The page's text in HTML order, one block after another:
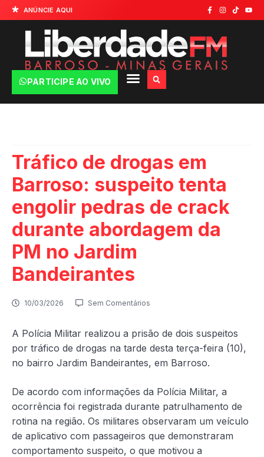
ANÚNCIE AQUI
PARTICIPE AO VIVO
Tráfico de drogas em
Barroso: suspeito tenta
engolir pedras de crack
durante abordagem da
PM no Jardim
Bandeirantes
10/03/2026 Sem Comentários
A Polícia Militar realizou a prisão de dois suspeitos
por tráfico de drogas na tarde desta terça-feira (10),
no bairro Jardim Bandeirantes, em Barroso.
De acordo com informações da Polícia Militar, a
ocorrência foi registrada durante patrulhamento de
rotina na região. Os militares observaram um veículo
de aplicativo com passageiros que demonstraram
comportamento suspeito, o que motivou a